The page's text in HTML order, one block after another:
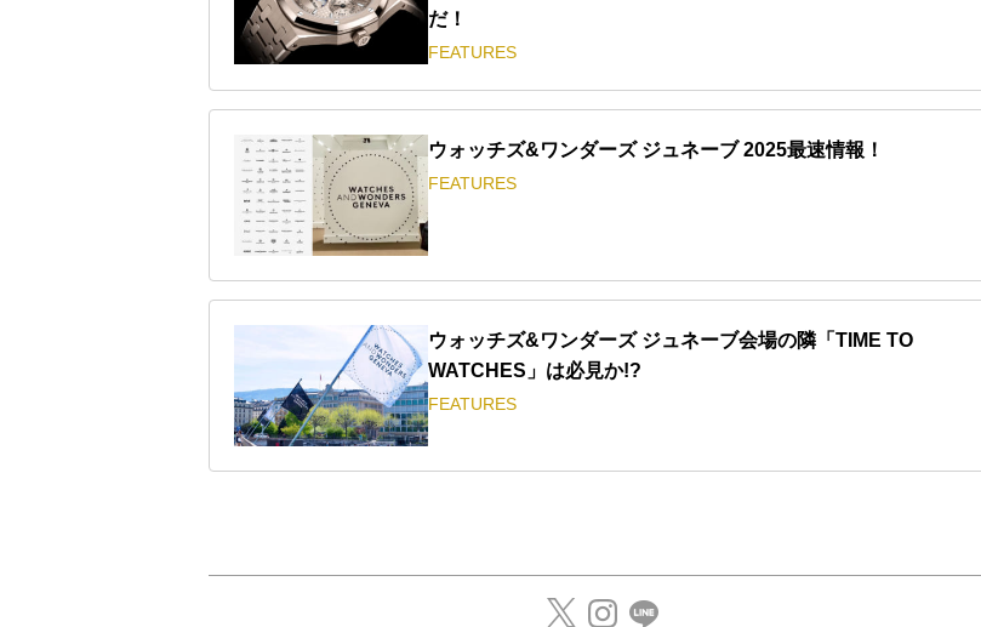
だ！
FEATURES
ウォッチズ&ワンダーズ ジュネーブ 2025最速情報！
FEATURES
ウォッチズ&ワンダーズ ジュネーブ会場の隣「TIME TO
WATCHES」は必見か!?
FEATURES